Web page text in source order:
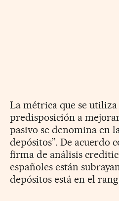
La métrica que se
predisposición a
pasivo se denomina en
depósitos”. De acuerdo
firma de análisis
españoles están
depósitos está en el